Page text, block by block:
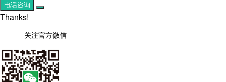
电话咨询
Thanks!
关注官方微信